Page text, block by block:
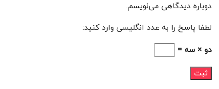
دوباره دیدگاهی می‌نویسم.
لطفا پاسخ را به عدد انگلیسی وارد کنید:
دو × سه =